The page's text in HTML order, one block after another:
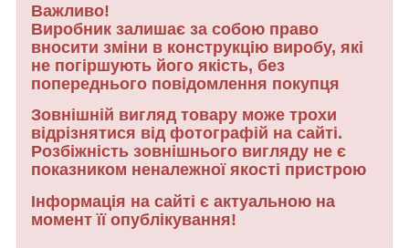
Важливо!
Виробник залишає за собою право
вносити зміни в конструкцію виробу, які
не погіршують його якість, без
попереднього повідомлення покупця
Зовнішній вигляд товару може трохи
відрізнятися від фотографій на сайті.
Розбіжність зовнішнього вигляду не є
показником неналежної якості пристрою
Інформація на сайті є актуальною на
момент її опублікування!